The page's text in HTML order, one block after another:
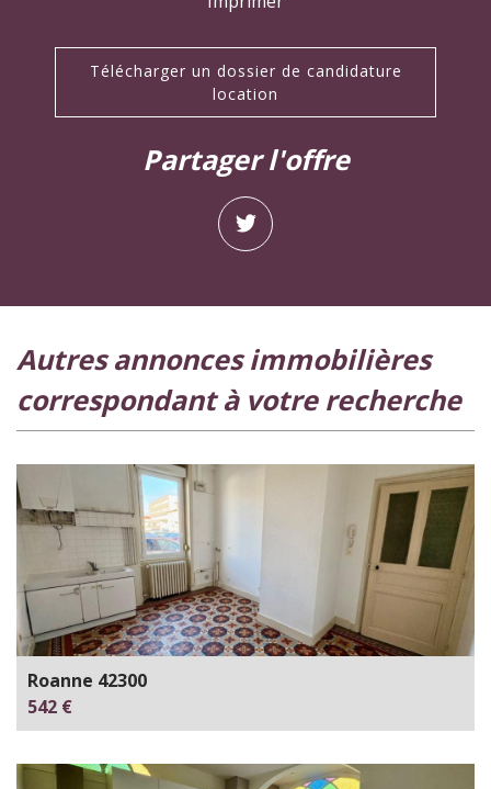
Télécharger un dossier de candidature
location
partager l'offre
autres annonces immobilières
correspondant à votre recherche
Roanne 42300
542 €